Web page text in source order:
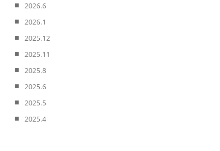
2026.6
2026.1
2025.12
2025.11
2025.8
2025.6
2025.5
2025.4